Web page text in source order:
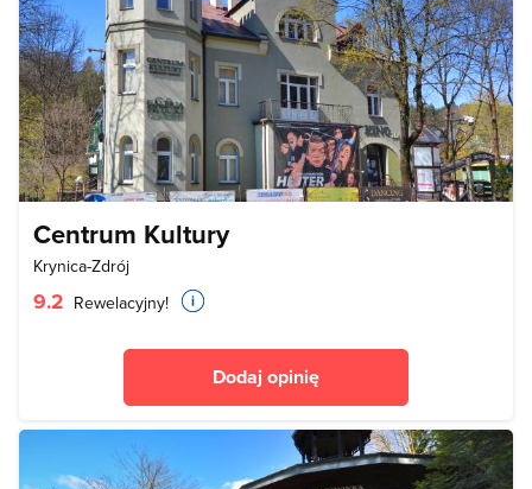
Centrum Kultury
Krynica-Zdrój
9.2 Rewelacyjny!
Dodaj opinię